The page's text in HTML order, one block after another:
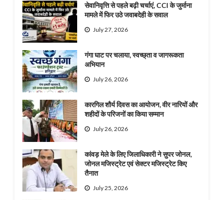
सेवानिवृत्ति से पहले बढ़ी चर्चाएं, CCI के जुर्माना
मामले में फिर उठे जवाबदेही के सवाल
July 27, 2026
गंगा घाट पर चलाया, स्वच्छ्ता व जागरूकता
अभियान
July 26, 2026
कारगिल शौर्य दिवस का आयोजन, वीर नारियों और
शहीदों के परिजनों का किया सम्मान
July 26, 2026
कांवड़ मेले के लिए जिलाधिकारी ने सुपर जोनल,
जोनल मजिस्ट्रेट एवं सेक्टर मजिस्ट्रेट किए
तैनात
July 25, 2026